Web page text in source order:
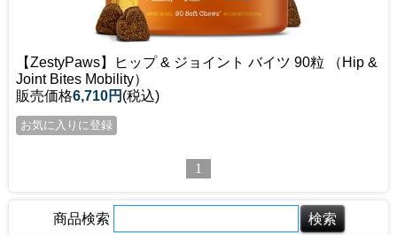
【ZestyPaws】ヒップ & ジョイント バイツ 90粒 （Hip &
Joint Bites Mobility）
販売価格6,710円 (税込)
1
商品検索